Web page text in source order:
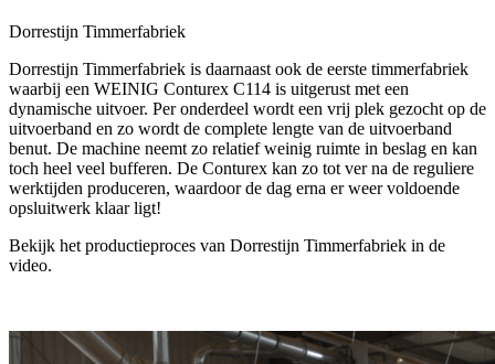
Dorrestijn Timmerfabriek
Dorrestijn Timmerfabriek is daarnaast ook de eerste timmerfabriek
waarbij een WEINIG Conturex C114 is uitgerust met een
dynamische uitvoer. Per onderdeel wordt een vrij plek gezocht op de
uitvoerband en zo wordt de complete lengte van de uitvoerband
benut. De machine neemt zo relatief weinig ruimte in beslag en kan
toch heel veel bufferen. De Conturex kan zo tot ver na de reguliere
werktijden produceren, waardoor de dag erna er weer voldoende
opsluitwerk klaar ligt!
Bekijk het productieproces van Dorrestijn Timmerfabriek in de
video.